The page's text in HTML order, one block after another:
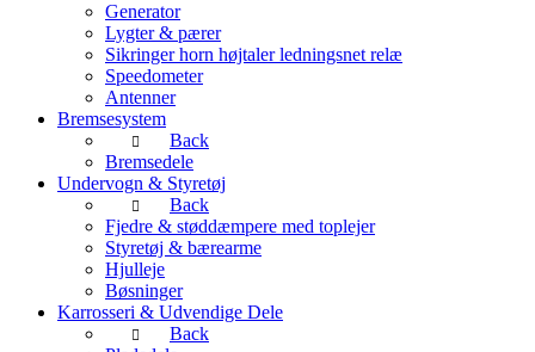
Generator
Lygter & pærer
Sikringer horn højtaler ledningsnet relæ
Speedometer
Antenner
Bremsesystem
Back
Bremsedele
Undervogn & Styretøj
Back
Fjedre & støddæmpere med toplejer
Styretøj & bærearme
Hjulleje
Bøsninger
Karrosseri & Udvendige Dele
Back